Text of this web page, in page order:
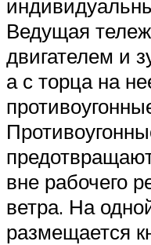
Ведущая
двигателем и
а с торца на
вне рабочего
ветра. На
размещается